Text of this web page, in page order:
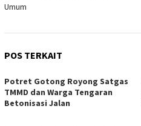
Umum
POS TERKAIT
Potret Gotong Royong Satgas
TMMD dan Warga Tengaran
Betonisasi Jalan